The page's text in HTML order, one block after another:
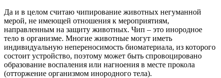
Да и в целом считаю чипирование животных негуманной
мерой, не имеющей отношения к мероприятиям,
направленным на защиту животных. Чип – это инородное
тело в организме. Многие животные могут иметь
индивидуальную непереносимость биоматериала, из которого
состоит устройство, поэтому может быть спровоцировано
образование воспаления или нагноения в месте прокола
(отторжение организмом инородного тела).